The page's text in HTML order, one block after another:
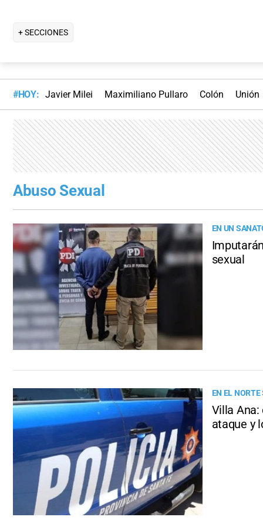
+ SECCIONES
#HOY: Javier Milei Maximiliano Pullaro Colón Unión
Abuso Sexual
EN UN
sexual
EN EL
Villa
ataque y